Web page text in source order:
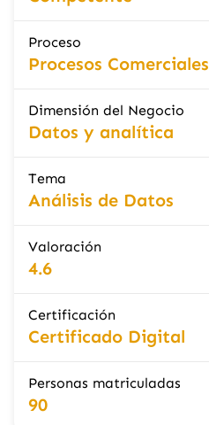
Proceso
Procesos Comerciales
Dimensión del Negocio
Datos y analítica
Tema
Análisis de Datos
Valoración
4.6
Certificación
Certificado Digital
Personas matriculadas
90